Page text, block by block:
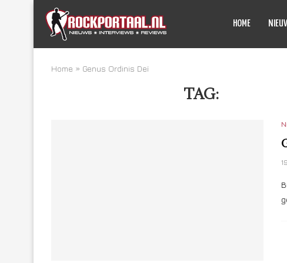
HOME
Home » Genus Ordinis Deï
TAG: